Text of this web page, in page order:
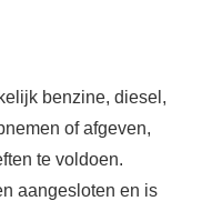
benzine, diesel,
of afgeven,
te voldoen.
aangesloten en is